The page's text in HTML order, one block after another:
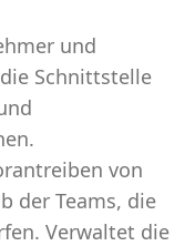
und
Schnittstelle
von
der Teams, die
Verwaltet die